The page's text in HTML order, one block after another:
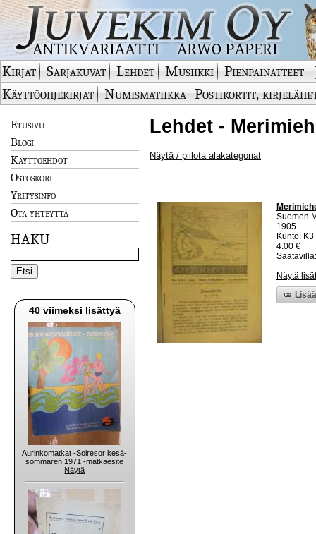
Kirjat Sarjakuvat Lehdet Musiikki Pienpainatteet
Käyttöohjekirjat
Numismatiikka Postikortit,
Etusivu
Blogi
Käyttöehdot
Ostoskori
Yritysinfo
Ota yhteyttä
HAKU
40 viimeksi lisättyä
Aurinkomatkat -Solresor kesä-
sommaren 1971 -matkaesite
Näytä
Lehdet -
Näytä / piilota alakategoriat
Suomen
1905
Kunto:
4.00 €
Näytä